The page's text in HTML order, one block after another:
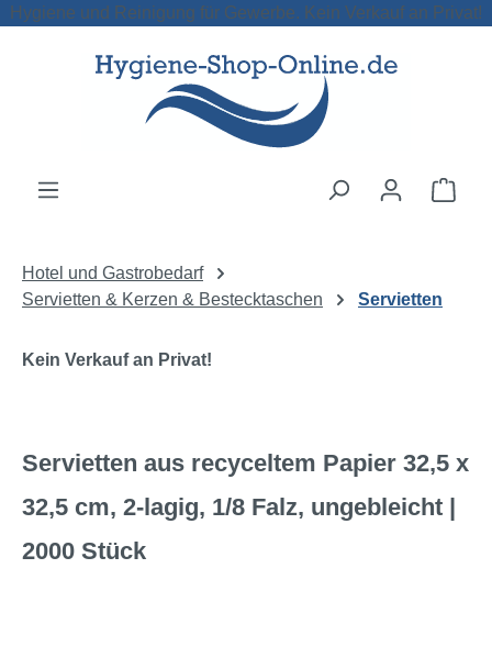
Zum Hauptinhalt springen
Hygiene und Reinigung für Gewerbe. Kein Verkauf an Privat!
Hotel und Gastrobedarf
Servietten & Kerzen & Bestecktaschen
Servietten
Kein Verkauf an Privat!
Servietten aus recyceltem Papier 32,5 x
32,5 cm, 2-lagig, 1/8 Falz, ungebleicht |
2000 Stück